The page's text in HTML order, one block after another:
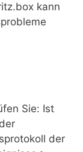
kann
Sie: Ist
der